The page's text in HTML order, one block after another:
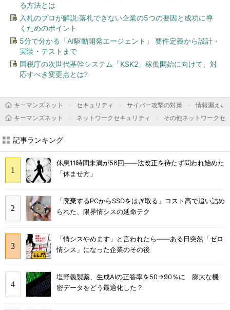
る方法とは
入札のプロが解説:落札できない企業の5つの要因と成功に導
くためのポイント
5分で分かる「AI駆動開発エージェント」 要件定義から設計・
実装・テストまで
国税庁の次世代基幹システム「KSK2」稼働開始に向けて、対
応すべき変更点とは?
キーマンズネット セキュリティ サイバー攻撃の対策
情報漏えい
キーマンズネット
ネットワークセキュリティ その他ネットワークセ
記事ランキング
休息11時間未満が56回――法改正を待たず問われ始めた
「休ませ方」
「廃棄するPCからSSDをはぎ取る」コスト高で追い詰め
られた、限界情シスの延命テク
「情シスやめます」と言われたら――ある日突然「ゼロ
情シス」になった企業のその後
塩野義製薬、生成AIの正答率を50→90％に 膨大な機
密データをどう最適化した？